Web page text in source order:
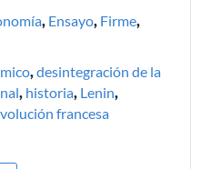
, Ensayo, Firme,
,desintegración de la
, historia, Lenin,
francesa